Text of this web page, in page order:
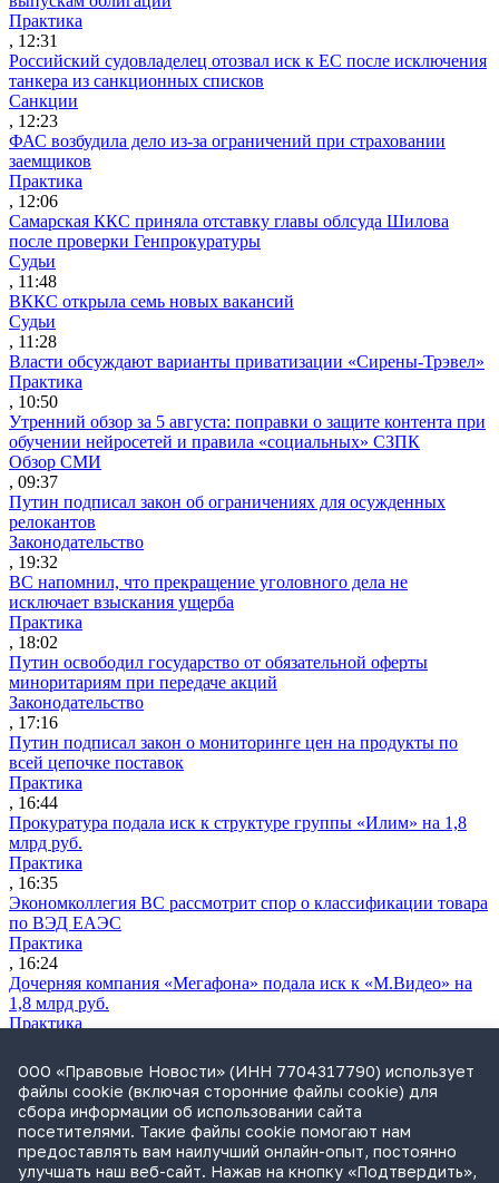
Практика
, 12:31
Российский судовладелец отозвал иск к ЕС после исключения
танкера из санкционных списков
Санкции
, 12:23
ФАС возбудила дело из-за ограничений при страховании
заемщиков
Практика
, 12:06
Самарская ККС приняла отставку главы облсуда Шилова
после проверки Генпрокуратуры
Судьи
, 11:48
ВККС открыла семь новых вакансий
Судьи
, 11:28
Власти обсуждают варианты приватизации «Сирены-Трэвел»
Практика
, 10:50
Утренний обзор за 5 августа: поправки о защите контента при
обучении нейросетей и правила «социальных» СЗПК
Обзор СМИ
, 09:37
Путин подписал закон об ограничениях для осужденных
релокантов
Законодательство
, 19:32
ВС напомнил, что прекращение уголовного дела не
исключает взыскания ущерба
Практика
, 18:02
Путин освободил государство от обязательной оферты
миноритариям при передаче акций
Законодательство
, 17:16
Путин подписал закон о мониторинге цен на продукты по
всей цепочке поставок
Практика
, 16:44
Прокуратура подала иск к структуре группы «Илим» на 1,8
млрд руб.
Практика
, 16:35
Экономколлегия ВС рассмотрит спор о классификации товара
по ВЭД ЕАЭС
Практика
, 16:24
Дочерняя компания «Мегафона» подала иск к «М.Видео» на
1,8 млрд руб.
Практика
СИП проверит отмену патента на систему управления
устройствами после возражений «Яндекса»
Практика
, 15:17
Суды 10 стран рассматривают иски российской «дочки»
Google о возврате дивидендов
ООО «Правовые Новости» (ИНН 7704317790) использует
файлы cookie (включая сторонние файлы cookie) для
сбора информации об использовании сайта
посетителями. Такие файлы cookie помогают нам
предоставлять вам наилучший онлайн-опыт, постоянно
улучшать наш веб-сайт. Нажав на кнопку «Подтвердить»,